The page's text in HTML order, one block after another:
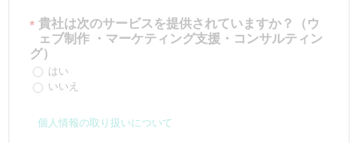
* 貴社は次のサービスを提供されていますか？（ウ
ェブ制作 ・マーケティング支援・コンサルティン
グ）
はい
いいえ
個人情報の取り扱いについて